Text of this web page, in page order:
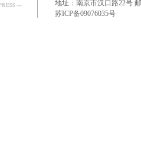
地址：南京市汉口路22号
苏ICP备09076035号